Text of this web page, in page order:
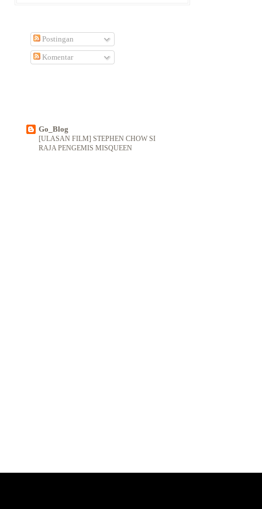
Postingan
Komentar
Go_Blog
[ULASAN FILM] STEPHEN CHOW SI
RAJA PENGEMIS MISQUEEN